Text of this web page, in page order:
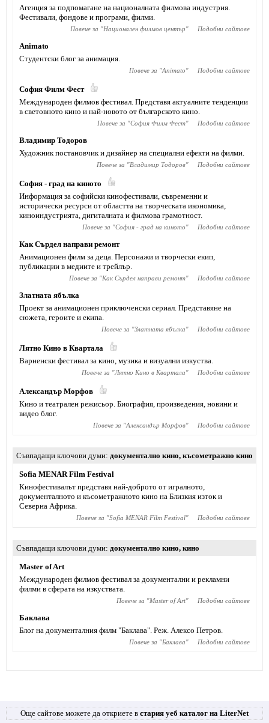
Агенция за подпомагане на националната филмова индустрия.
Фестивали, фондове и програми, филми.
Повече за "Национален филмов център" Подобни сайтове
Animato
Студентски блог за анимация.
Повече за "Animato" Подобни сайтове
София Филм Фест
Международен филмов фестивал. Представя актуалните тенденции
в световното кино и най-новото от българското кино.
Повече за "София Филм Фест" Подобни сайтове
Владимир Тодоров
Художник постановчик и дизайнер на специални ефекти на филми.
Повече за "Владимир Тодоров" Подобни сайтове
София - град на киното
Информация за софийски кинофестивали, съвременни и
исторически ресурси от областта на творческата икономика,
киноиндустрията, дигиталната и филмова грамотност.
Повече за "София - град на киното" Подобни сайтове
Как Сърдел направи ремонт
Анимационен филм за деца. Персонажи и творчески екип,
публикации в медиите и трейлър.
Повече за "Как Сърдел направи ремонт" Подобни сайтове
Златната ябълка
Проект за анимационен приключенски сериал. Представяне на
сюжета, героите и екипа.
Повече за "Златната ябълка" Подобни сайтове
Лятно Кино в Квартала
Варненски фестивал за кино, музика и визуални изкуства.
Повече за "Лятно Кино в Квартала" Подобни сайтове
Александър Морфов
Кино и театрален режисьор. Биография, произведения, новини и
видео блог.
Повече за "Александър Морфов" Подобни сайтове
Съвпадащи ключови думи документално кино, късометражно кино
Sofia MENAR Film Festival
Кинофестивалът представя най-доброто от игралното,
документалното и късометражното кино на Близкия изток и
Северна Африка.
Повече за "Sofia MENAR Film Festival" Подобни сайтове
Съвпадащи ключови думи документално кино, кино
Master of Art
Международен филмов фестивал за документални и рекламни
филми в сферата на изкуствата.
Повече за "Master of Art" Подобни сайтове
Баклава
Блог на документалния филм "Баклава". Реж. Алексо Петров.
Повече за "Баклава" Подобни сайтове
Още сайтове можете да откриете в стария уеб каталог на LiterNet